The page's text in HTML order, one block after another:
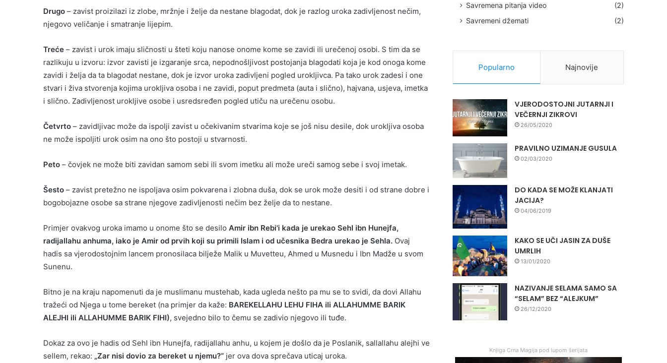
Drugo – zavist proizilazi iz zlobe, mržnje i želje da nestane blagodat, dok je razlog uroka zadivljenost nečim,
njegovo veličanje i smatranje lijepim.
Treće – zavist i urok imaju sličnosti u šteti koju nanose onome kome se zavidi ili urečenoj osobi. S tim da se
razlikuju u izvoru: izvor zavisti je izgaranje srca, nepodnošljivost postojanja blagodati koja je kod onoga kome
zavidi i želja da ta blagodat nestane, dok je izvor uroka zadivljeni pogled urokljivca. Pa tako urok zadesi i one
stvari i živa stvorenja kojima urokljiva osoba i ne zavidi, poput predmeta (auta i slično), hajvana, usjeva, imetka
i slično. Zadivljenost urokljive osobe i usredsređen pogled utiču na urečenu osobu.
Četvrto – zavidljivac može da ispolji zavist u očekivanim stvarima koje se još nisu desile, dok urokljiva osoba
ne može ispoljiti urok osim na ono što postoji u stvarnosti.
Peto – čovjek ne može biti zavidan samom sebi ili svom imetku ali može ureči samog sebe i svoj imetak.
Šesto – zavist pretežno ne ispoljava osim pokvarena i zlobna duša, dok se urok može desiti i od strane dobre i
bogobojazne osobe sa strane njegove zadivljenosti nečim bez želje da to nestane.
Primjer ovakvog uroka imamo u onome što se desilo Amir ibn Rebi'i kada je urekao Sehl ibn Hunejfa,
radijallahu anhuma, iako je Amir od prvih koji su primili Islam i od učesnika Bedra urekao je Sehla. Ovaj
hadis sa vjerodostojnim lancem pronosilaca bilježe Malik u Muvetteu, Ahmed u Musnedu i Ibn Madže u svom
Sunenu.
Bitno je na kraju napomenuti da je muslimanu mustehab, kada ugleda nešto pa mu se to svidi, da dovi Allahu
tražeći od Njega u tome bereket (na primjer da kaže: BAREKELLAHU LEHU FIHA ili ALLAHUMME BARIK
ALEJHI ili ALLAHUMME BARIK FIHI), svejedno bilo to čemu se zadivio njegovo ili tuđe.
Dokaz za ovo je hadis od Sehl ibn Hunejfa, radijallahu anhu, u kojem je došlo da je Poslanik, sallallahu alejhi ve
sellem, rekao: „Zar nisi dovio za bereket u njemu?“ jer ova dova sprečava uticaj uroka.
Savremena pitanja video
(2)
Savremeni džemati
(2)
Popularno Najnovije
VJERODOSTOJNI JUTARNJI I
VEČERNJI ZIKROVI
26/05/2020
PRAVILNO UZIMANJE GUSULA
02/03/2020
DO KADA SE MOŽE KLANJATI
JACIJA?
04/06/2019
KAKO SE UČI JASIN ZA DUŠE
UMRLIH
13/01/2020
NAZIVANJE SELAMA SAMO SA
“SELAM” BEZ “ALEJKUM”
26/12/2020
Knjiga Crna Magija pod lupom šerijata